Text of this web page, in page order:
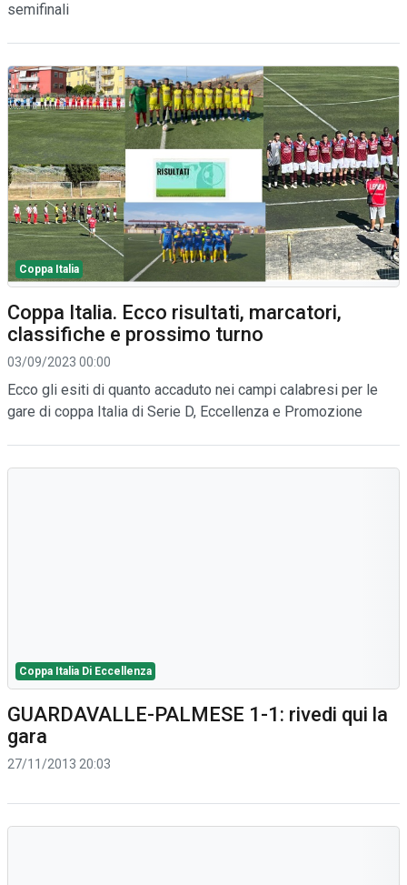
semifinali
Coppa Italia
Coppa Italia. Ecco risultati, marcatori,
classifiche e prossimo turno
03/09/2023 00:00
Ecco gli esiti di quanto accaduto nei campi calabresi per le
gare di coppa Italia di Serie D, Eccellenza e Promozione
Coppa Italia Di Eccellenza
GUARDAVALLE-PALMESE 1-1: rivedi qui la
gara
27/11/2013 20:03